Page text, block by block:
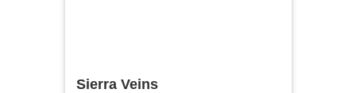
Sierra Veins